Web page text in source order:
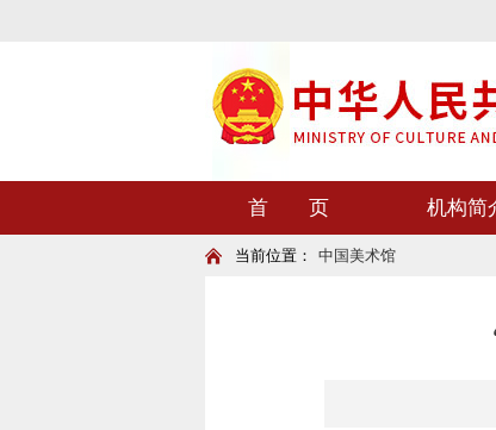
首 页 机构简
当前位置： 中国美术馆